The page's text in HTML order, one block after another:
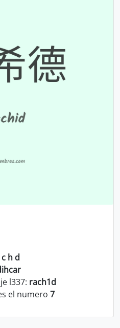
h d
l337: rach1d
el numero 7